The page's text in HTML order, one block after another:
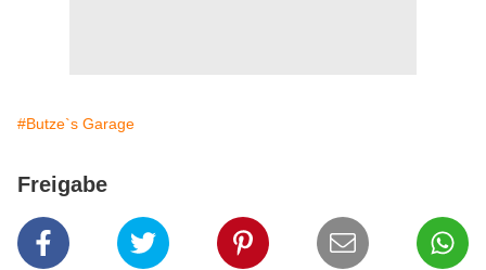
#Butze`s Garage
Freigabe